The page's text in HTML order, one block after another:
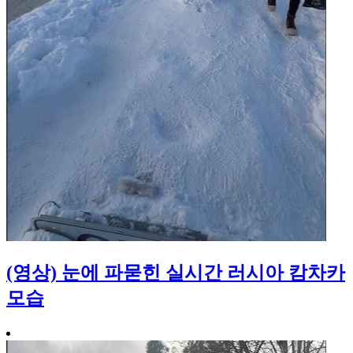
(영상) 눈에 파묻힌 실시간 러시아 캄차카
모습